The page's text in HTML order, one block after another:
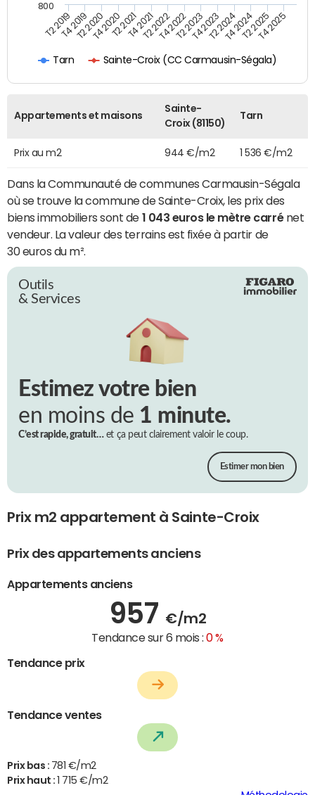
Tarn Sainte-Croix (CC Carmausin-Ségala)
T2 2019T4 2019T2 2020T4 2020T2 2021T4 2021T2 2022T4 2022T2 2023T4 2023T2 2024T4 2024T2 2025T4 2025
800
Appartements et maisons
Sainte-
Croix (81150)
Tarn
Prix au m2 944 €/m2 1 536 €/m2
Dans la Communauté de communes Carmausin-Ségala
où se trouve la commune de Sainte-Croix, les prix des
biens immobiliers sont de 1 043 euros le mètre carrénet
vendeur. La valeur des terrains est fixée à partir de
30 euros du m².
Outils
& Services
Estimez votre bien
en moins de 1 minute.
C’est rapide, gratuit…et ça peut clairement valoir le coup.
Estimer mon bien
Prix m2 appartement à Sainte-Croix
Prix des appartements anciens
Appartements anciens
957 €/m2
Tendance sur 6 mois :0 %
Tendance prix
Tendance ventes
Prix bas : 781 €/m2
Prix haut :1 715 €/m2